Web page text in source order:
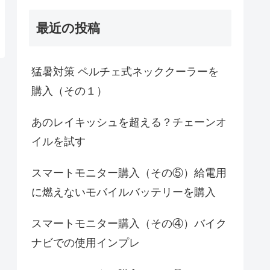
最近の投稿
猛暑対策 ペルチェ式ネッククーラーを
購入（その１）
あのレイキッシュを超える？チェーンオ
イルを試す
スマートモニター購入（その⑤）給電用
に燃えないモバイルバッテリーを購入
スマートモニター購入（その④）バイク
ナビでの使用インプレ